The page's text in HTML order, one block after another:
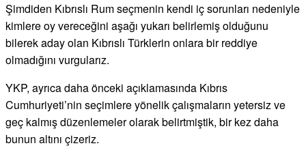
Şimdiden Kıbrıslı Rum seçmenin kendi iç sorunları nedeniyle
kimlere oy vereceğini aşağı yukarı belirlemiş olduğunu
bilerek aday olan Kıbrıslı Türklerin onlara bir reddiye
olmadığını vurgularız.
YKP, ayrıca daha önceki açıklamasında Kıbrıs
Cumhuriyeti’nin seçimlere yönelik çalışmaların yetersiz ve
geç kalmış düzenlemeler olarak belirtmiştik, bir kez daha
bunun altını çizeriz.